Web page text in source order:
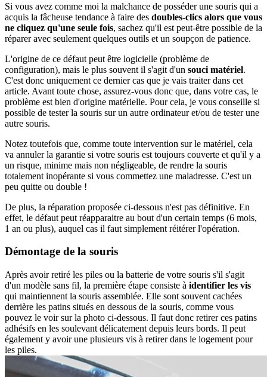
Si vous avez comme moi la malchance de posséder une souris qui a
acquis la fâcheuse tendance à faire des doubles-clics alors que vous
ne cliquez qu'une seule fois, sachez qu'il est peut-être possible de la
réparer avec seulement quelques outils et un soupçon de patience.
L'origine de ce défaut peut être logicielle (problème de
configuration), mais le plus souvent il s'agit d'un souci matériel.
C'est donc uniquement ce dernier cas que je vais traiter dans cet
article. Avant toute chose, assurez-vous donc que, dans votre cas, le
problème est bien d'origine matérielle. Pour cela, je vous conseille si
possible de tester la souris sur un autre ordinateur et/ou de tester une
autre souris.
Notez toutefois que, comme toute intervention sur le matériel, cela
va annuler la garantie si votre souris est toujours couverte et qu'il y a
un risque, minime mais non négligeable, de rendre la souris
totalement inopérante si vous commettez une maladresse. C'est un
peu quitte ou double !
De plus, la réparation proposée ci-dessous n'est pas définitive. En
effet, le défaut peut réapparaitre au bout d'un certain temps (6 mois,
1 an ou plus), auquel cas il faut simplement réitérer l'opération.
Démontage de la souris
Après avoir retiré les piles ou la batterie de votre souris s'il s'agit
d'un modèle sans fil, la première étape consiste à identifier les vis
qui maintiennent la souris assemblée. Elle sont souvent cachées
derrière les patins situés en dessous de la souris, comme vous
pouvez le voir sur la photo ci-dessous. Il faut donc retirer ces patins
adhésifs en les soulevant délicatement depuis leurs bords. Il peut
également y avoir une plusieurs vis à retirer dans le logement pour
les piles.